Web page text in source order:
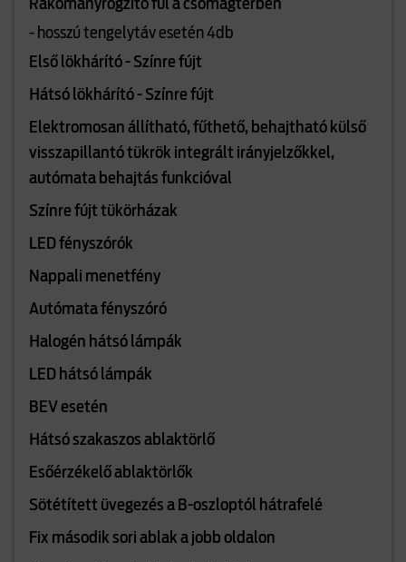
Rakományrögzítő fül a csomagtérben
- hosszú tengelytáv esetén 4db
Első lökhárító - Színre fújt
Hátsó lökhárító - Színre fújt
Elektromosan állítható, fűthető, behajtható külső
visszapillantó tükrök integrált irányjelzőkkel,
autómata behajtás funkcióval
Színre fújt tükörházak
LED fényszórók
Nappali menetfény
Autómata fényszóró
Halogén hátsó lámpák
LED hátsó lámpák
BEV esetén
Hátsó szakaszos ablaktörlő
Esőérzékelő ablaktörlők
Sötétített üvegezés a B-oszloptól hátrafelé
Fix második sori ablak a jobb oldalon